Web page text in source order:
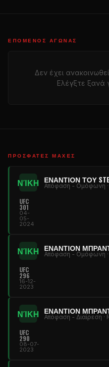
ΕΠΌΜΕΝΟΣ ΑΓΏΝΑΣ
Δεν έχει
Ελέγξτε ξανά
ΠΡΌΣΦΑΤΕΣ ΜΆΧΕΣ
ΝΊΚΗ ΕΝΑΝΤΊΟΝ ΤΟΥ
Απόφαση - Ομόφωνη ·
UFC
301
04-
05-
2024
ΝΊΚΗ ΕΝΑΝΤΊΟΝ
Απόφαση - Ομόφωνη ·
UFC
296
16-12-
2023
ΝΊΚΗ ΕΝΑΝΤΊΟΝ
Απόφαση - Διαίρεση ·
UFC
290
08-07-
2023